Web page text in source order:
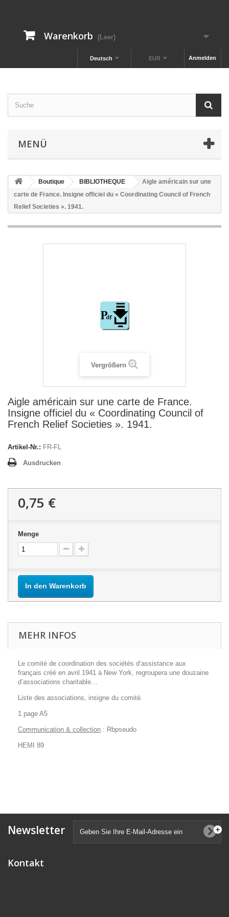
Warenkorb (Leer)
Anmelden
EUR
Deutsch
MENÜ
Boutique BIBLIOTHEQUE
Aigle américain sur une
carte de France. Insigne officiel du « Coordinating Council of French
Relief Societies ». 1941.
Vergrößern
Aigle américain sur une carte de France.
Insigne officiel du « Coordinating Council of
French Relief Societies ». 1941.
Artikel-Nr.: FR-FL
Ausdrucken
0,75 €
Menge
In den Warenkorb
MEHR INFOS
Le comité de coordination des sociétés d’assistance aux
français créé en avril 1941 à New York, regroupera une douzaine
d’associations charitable…
Liste des associations, insigne du comité.
1 page A5
Communication & collection : Rbpseudo
HEMI 89
Newsletter
Kontakt